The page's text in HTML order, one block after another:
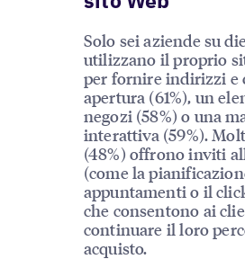
Solo sei aziende su
utilizzano il proprio
per fornire indirizzi e
apertura (61%), un
negozi (58%) o una
interattiva (59%).
(48%) offrono inviti
(come la
appuntamenti o il
che consentono ai
continuare il loro
acquisto.